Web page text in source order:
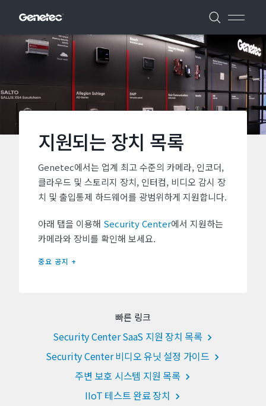
지원되는 장치 목록
Genetec에서는 업계 최고 수준의 카메라, 인코더,
클라우드 및 스토리지 장치, 인터컴, 비디오 감시 장
치 및 출입통제 하드웨어를 광범위하게 지원합니다.
아래 탭을 이용해 Security Center에서 지원하는
카메라와 장비를 확인해 보세요.
중요 공지 +
빠른 링크
Security Center SaaS 지원 장치 목록
Security Center 비디오 유닛 설정 가이드
주변 보호 시스템 지원 목록
IIoT 테스트 완료 장치